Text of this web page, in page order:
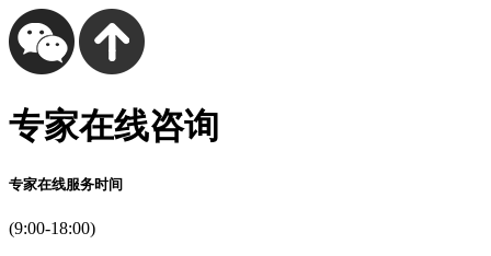
专家在线咨询
专家在线服务时间
(9:00-18:00)